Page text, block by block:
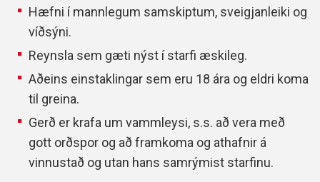
Hæfni í mannlegum samskiptum, sveigjanleiki og
víðsýni.
Reynsla sem gæti nýst í starfi æskileg.
Aðeins einstaklingar sem eru 18 ára og eldri koma
til greina.
Gerð er krafa um vammleysi, s.s. að vera með
gott orðspor og að framkoma og athafnir á
vinnustað og utan hans samrýmist starfinu.